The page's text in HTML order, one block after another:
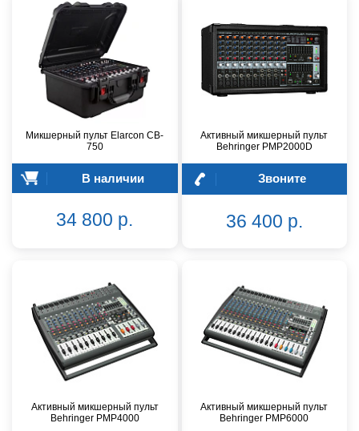
Микшерный пульт Elarcon CB-
750
В наличии
34 800 р.
Активный микшерный пульт
Behringer PMP2000D
Звоните
36 400 р.
Активный микшерный пульт
Behringer PMP4000
Активный микшерный пульт
Behringer PMP6000